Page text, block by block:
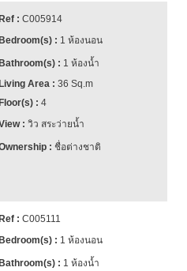
C005914
1 ห้องนอน
1 ห้องน้ำ
36 Sq.m
4
วิว สระว่ายน้ำ
ชื่อต่างชาติ
C005111
1 ห้องนอน
1 ห้องน้ำ